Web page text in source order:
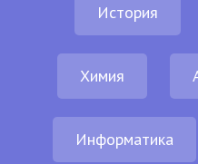
История
Химия
Информатика